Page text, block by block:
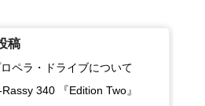
稿
ペラ・ドライブについて
340 『Edition Two』